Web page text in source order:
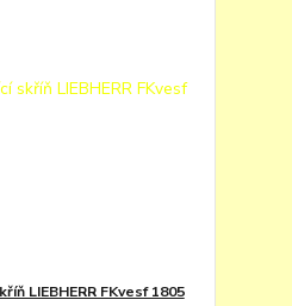
LIEBHERR FKvesf 1805